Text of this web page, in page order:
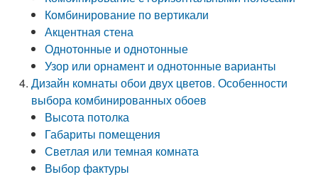
Комбинирование по вертикали
Акцентная стена
Однотонные и однотонные
Узор или орнамент и однотонные варианты
Дизайн комнаты обои двух цветов. Особенности
выбора комбинированных обоев
Высота потолка
Габариты помещения
Светлая или темная комната
Выбор фактуры